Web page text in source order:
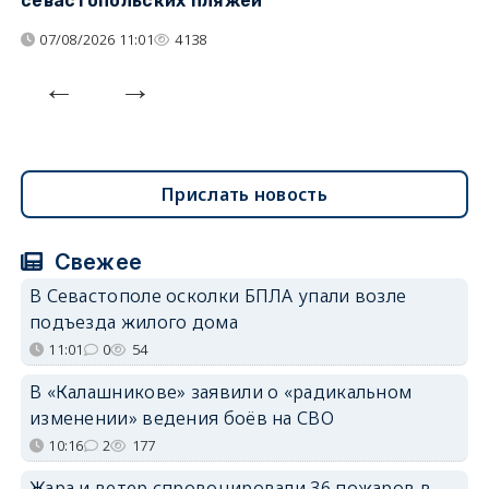
07/08/2026 11:01 4138
Прислать новость
Свежее
В Севастополе осколки БПЛА упали возле
подъезда жилого дома
11:01 0 54
В «Калашникове» заявили о «радикальном
изменении» ведения боёв на СВО
10:16 2 177